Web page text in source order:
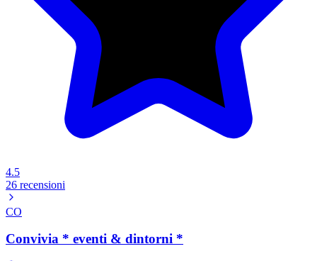
4.5
26 recensioni
CO
Convivia * eventi & dintorni *